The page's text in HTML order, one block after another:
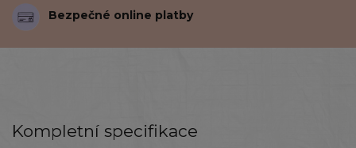
Bezpečné online platby
Kompletní specifikace